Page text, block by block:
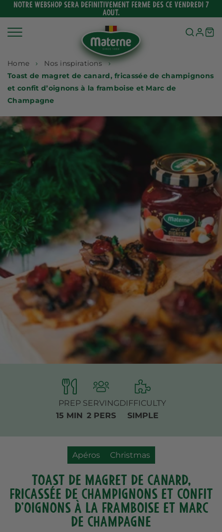
Ignorer
au
NOTRE WEBSHOP SERA DEFINITIVEMENT FERMÉ DES CE VENDREDI 7
AOUT.
Home
Nos inspirations
Toast de magret de canard, fricassée de champignons
et confit d’oignons à la framboise et Marc de
Champagne
DIFFICULTY
SIMPLE
PREP
15 MIN
SERVING
2 PERS
Apéros Christmas
Toast de magret de canard,
fricassée de champignons et confit
d’oignons à la framboise et Marc
de Champagne